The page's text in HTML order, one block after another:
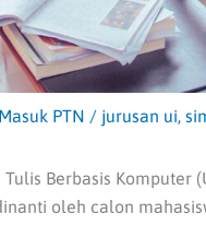
PTN / jurusan ui,
Berbasis Komputer
oleh calon